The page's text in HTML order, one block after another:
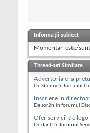
Informații subiect
Momentan este/
Thread-uri Similare
Advertoriale la
De Shumy în forumul
Inscriere in
De sor2n în forumul
Ofer servicii de
De danP în forumul